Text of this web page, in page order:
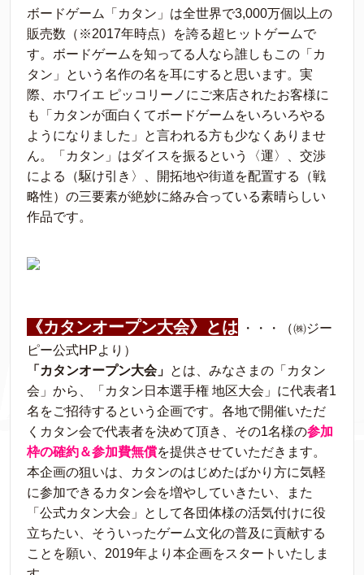
ボードゲーム「カタン」は全世界で3,000万個以上の
販売数（※2017年時点）を誇る超ヒットゲームで
す。ボードゲームを知ってる人なら誰しもこの「カ
タン」という名作の名を耳にすると思います。実
際、ホワイエ ピッコリーノにご来店されたお客様に
も「カタンが面白くてボードゲームをいろいろやる
ようになりました」と言われる方も少なくありませ
ん。「カタン」はダイスを振るという〈運〉、交渉
による（駆け引き〉、開拓地や街道を配置する（戦
略性）の三要素が絶妙に絡み合っている素晴らしい
作品です。
《カタンオープン大会》とは ・・・（㈱ジー
ピー公式HPより）
「カタンオープン大会」 とは、みなさまの「カタン
会」から、「カタン日本選手権 地区大会」に代表者1
名をご招待するという企画です。各地で開催いただ
くカタン会で代表者を決めて頂き、その1名様の参加
枠の確約＆参加費無償を提供させていただきます。
本企画の狙いは、カタンのはじめたばかり方に気軽
に参加できるカタン会を増やしていきたい、また
「公式カタン大会」として各団体様の活気付けに役
立ちたい、そういったゲーム文化の普及に貢献する
ことを願い、2019年より本企画をスタートいたしま